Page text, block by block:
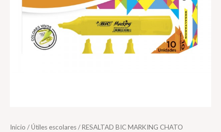
Inicio /Útiles escolares/ RESALTAD BIC MARKING CHATO